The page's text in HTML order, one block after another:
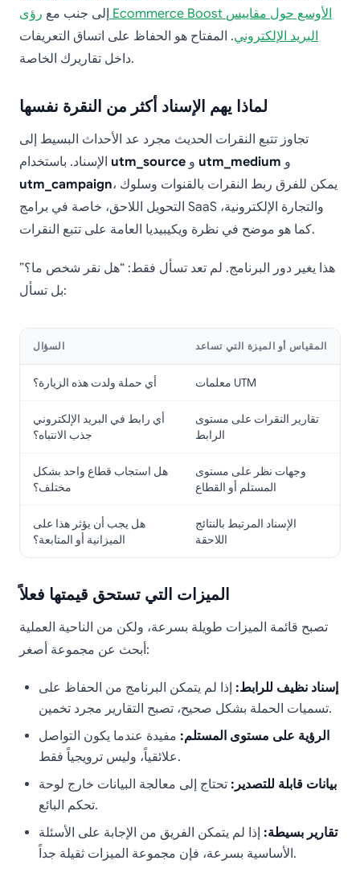
إلى جنب مع رؤى Ecommerce Boost الأوسع حول مقاييس
البريد الإلكتروني. المفتاح هو الحفاظ على اتساق التعريفات
داخل تقاريرك الخاصة.
لماذا يهم الإسناد أكثر من النقرة نفسها
تجاوز تتبع النقرات الحديث مجرد عد الأحداث البسيط إلى
utm_source utm_medium و
utm_campaign، يمكن للفرق ربط النقرات بالقنوات وسلوك
التحويل اللاحق، خاصة في برامج SaaS والتجارة الإلكترونية،
كما هو موضح في نظرة ويكيبيديا العامة على تتبع النقرات.
هذا يغير دور البرنامج. لم تعد تسأل فقط: “هل نقر شخص ما؟”
بل تسأل:
السؤال المقياس أو الميزة التي تساعد
أي حملة ولدت هذه الزيارة؟ معلمات UTM
أي رابط في البريد الإلكتروني
جذب الانتباه؟
تقارير النقرات على مستوى
الرابط
هل استجاب قطاع واحد بشكل
مختلف؟
وجهات نظر على مستوى
المستلم أو القطاع
هل يجب أن يؤثر هذا على
الميزانية أو المتابعة؟
الإسناد المرتبط بالنتائج
اللاحقة
الميزات التي تستحق قيمتها فعلاً
تصبح قائمة الميزات طويلة بسرعة، ولكن من الناحية العملية
أبحث عن مجموعة أصغر:
إسناد نظيف للرابط: إذا لم يتمكن البرنامج من الحفاظ على
تسميات الحملة بشكل صحيح، تصبح التقارير مجرد تخمين.
الرؤية على مستوى المستلم: مفيدة عندما يكون التواصل
علائقياً، وليس ترويجياً فقط.
بيانات قابلة للتصدير: تحتاج إلى معالجة البيانات خارج لوحة
تحكم البائع.
تقارير بسيطة: إذا لم يتمكن الفريق من الإجابة على الأسئلة
الأساسية بسرعة، فإن مجموعة الميزات ثقيلة جداً.